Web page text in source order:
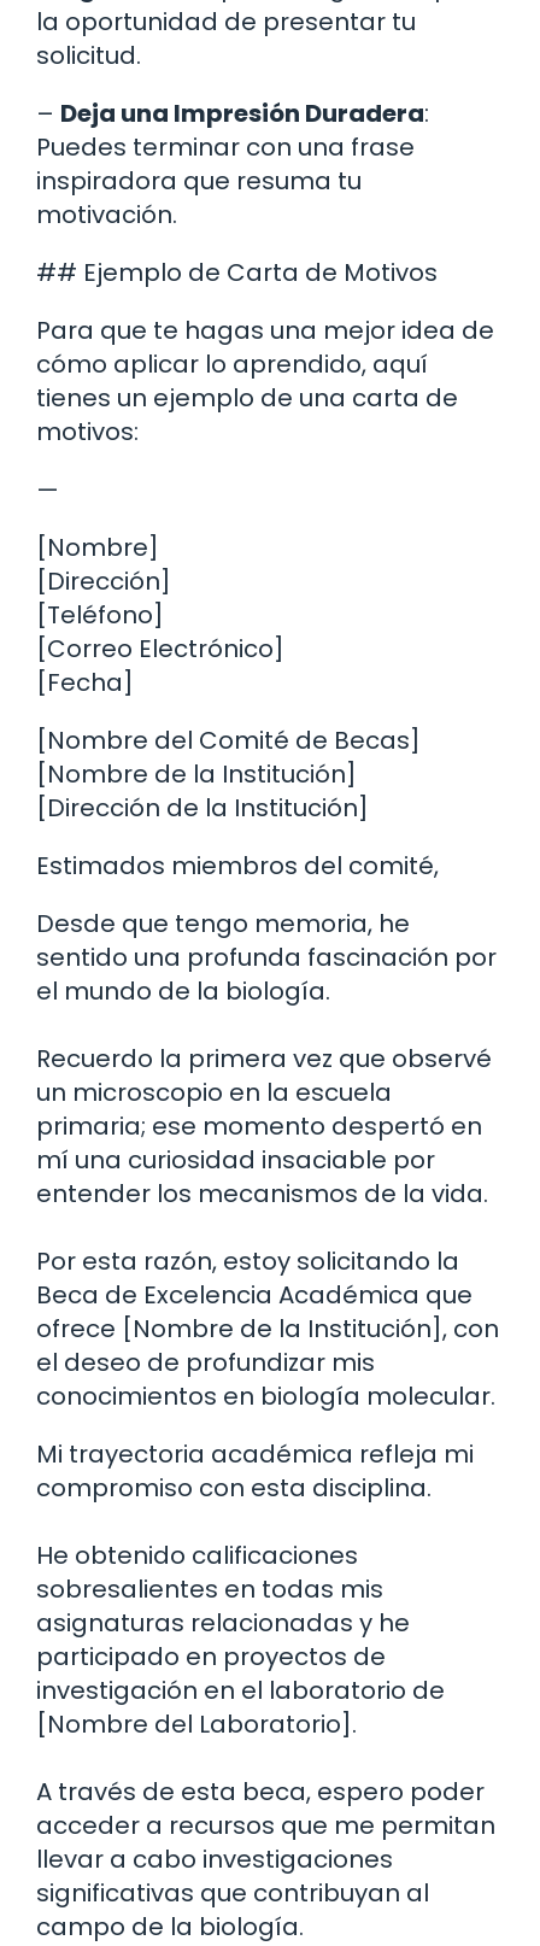
la oportunidad de presentar tu
solicitud.
– Deja una Impresión Duradera:
Puedes terminar con una frase
inspiradora que resuma tu
motivación.
## Ejemplo de Carta de Motivos
Para que te hagas una mejor idea de
cómo aplicar lo aprendido, aquí
tienes un ejemplo de una carta de
motivos:
—
[Nombre]
[Dirección]
[Teléfono]
[Correo Electrónico]
[Fecha]
[Nombre del Comité de Becas]
[Nombre de la Institución]
[Dirección de la Institución]
Estimados miembros del comité,
Desde que tengo memoria, he
sentido una profunda fascinación por
el mundo de la biología.
Recuerdo la primera vez que observé
un microscopio en la escuela
primaria; ese momento despertó en
mí una curiosidad insaciable por
entender los mecanismos de la vida.
Por esta razón, estoy solicitando la
Beca de Excelencia Académica que
ofrece [Nombre de la Institución], con
el deseo de profundizar mis
conocimientos en biología molecular.
Mi trayectoria académica refleja mi
compromiso con esta disciplina.
He obtenido calificaciones
sobresalientes en todas mis
asignaturas relacionadas y he
participado en proyectos de
investigación en el laboratorio de
[Nombre del Laboratorio].
A través de esta beca, espero poder
acceder a recursos que me permitan
llevar a cabo investigaciones
significativas que contribuyan al
campo de la biología.